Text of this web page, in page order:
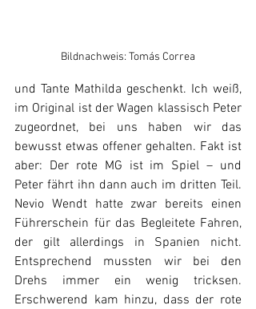
Bildnachweis: Tomás Correa
und Tante Mathilda geschenkt. Ich weiß,
im Original ist der Wagen klassisch Peter
zugeordnet, bei uns haben wir das
bewusst etwas offener gehalten. Fakt ist
aber: Der rote MG ist im Spiel – und
Peter fährt ihn dann auch im dritten Teil.
Nevio Wendt hatte zwar bereits einen
Führerschein für das Begleitete Fahren,
der gilt allerdings in Spanien nicht.
Entsprechend mussten wir bei den
Drehs immer ein wenig tricksen.
Erschwerend kam hinzu, dass der rote